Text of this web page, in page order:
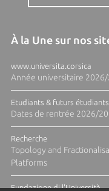
À la Une sur nos
www.universita.corsica
Année universitaire
Etudiants & futurs étudiants
Dates de rentrée 2026/
Recherche
Topology and
Platforms
Fundazione di l'Università